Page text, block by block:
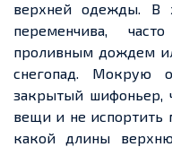
верхней одежды. В
переменчива,
проливным дождем
снегопад. Мокрую
закрытый шифоньер,
вещи и не испортить
какой длины